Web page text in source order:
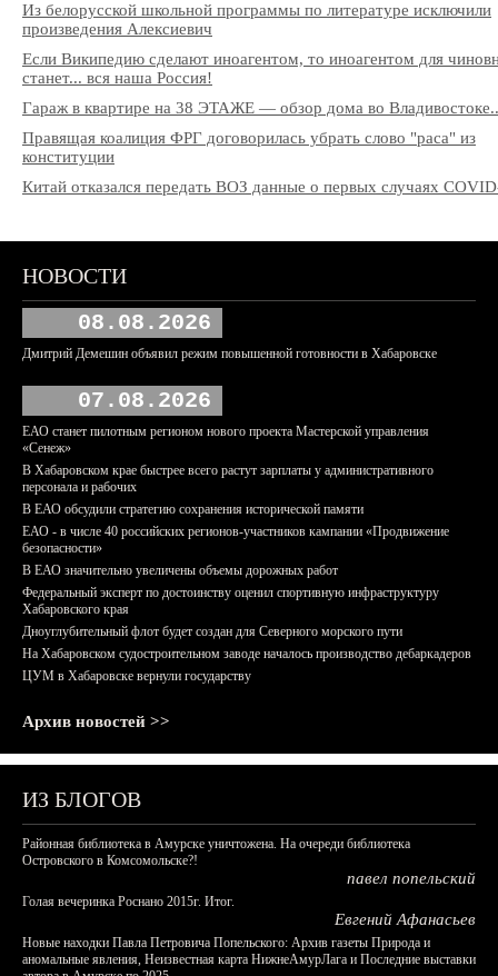
Из белорусской школьной программы по литературе исключили
произведения Алексиевич
Если Википедию сделают иноагентом, то иноагентом для
станет... вся наша Россия!
Гараж в квартире на 38 ЭТАЖЕ — обзор дома во
Правящая коалиция ФРГ договорилась убрать слово "раса" из
конституции
Китай отказался передать ВОЗ данные о первых случаях
НОВОСТИ
08.08.2026
Дмитрий Демешин объявил режим повышенной готовности в Хабаровске
07.08.2026
ЕАО станет пилотным регионом нового проекта Мастерской управления
«Сенеж»
В Хабаровском крае быстрее всего растут зарплаты у административного
персонала и рабочих
В ЕАО обсудили стратегию сохранения исторической памяти
ЕАО - в числе 40 российских регионов-участников кампании «Продвижение
безопасности»
В ЕАО значительно увеличены объемы дорожных работ
Федеральный эксперт по достоинству оценил спортивную инфраструктуру
Хабаровского края
Дноуглубительный флот будет создан для Северного морского пути
На Хабаровском судостроительном заводе началось производство дебаркадеров
ЦУМ в Хабаровске вернули государству
Архив новостей >>
ИЗ БЛОГОВ
Районная библиотека в Амурске уничтожена. На очереди библиотека
Островского в Комсомольске?!
павел попельский
Голая вечеринка Роснано 2015г. Итог.
Евгений Афанасьев
Новые находки Павла Петровича Попельского: Архив газеты Природа и
аномальные явления, Неизвестная карта НижнеАмурЛага и Последние выставки